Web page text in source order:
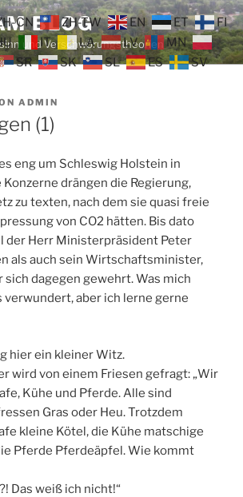
BLOG
und Verschwörungstheorien
ADMIN
(1)
eng um Schleswig Holstein in
Konzerne drängen die Regierung,
zu texten, nach dem sie quasi freie
von CO2 hätten. Bis dato
der Herr Ministerpräsident Peter
als auch sein Wirtschaftsminister,
sich dagegen gewehrt. Was mich
aber ich lerne gerne
hier ein kleiner Witz.
wird von einem Friesen gefragt: „Wir
Kühe und Pferde. Alle sind
Gras oder Heu. Trotzdem
kleine Kötel, die Kühe matschige
Pferde Pferdeäpfel. Wie kommt
Das weiß ich nicht!“
CN ZH-TW EN ET
FI
IT LA LV
MN
SR SK SL ES
SV